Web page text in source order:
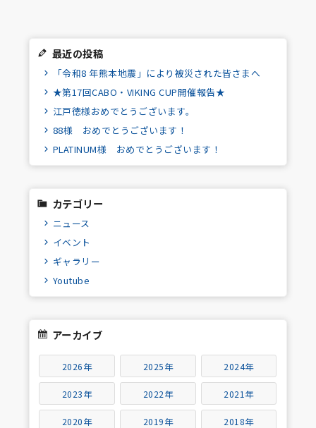
最近の投稿
「令和8 年熊本地震」により被災された皆さまへ
★第17回CABO・VIKING CUP開催報告★
江戸徳様おめでとうございます。
88様 おめでとうございます！
PLATINUM様 おめでとうございます！
カテゴリー
ニュース
イベント
ギャラリー
Youtube
アーカイブ
2026年 2025年 2024年
2023年 2022年 2021年
2020年 2019年 2018年